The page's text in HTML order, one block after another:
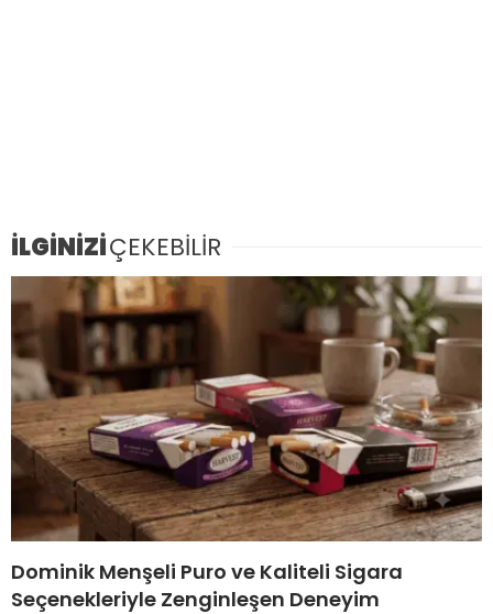
İLGİNİZİÇEKEBİLİR
Dominik Menşeli Puro ve Kaliteli Sigara
Seçenekleriyle Zenginleşen Deneyim